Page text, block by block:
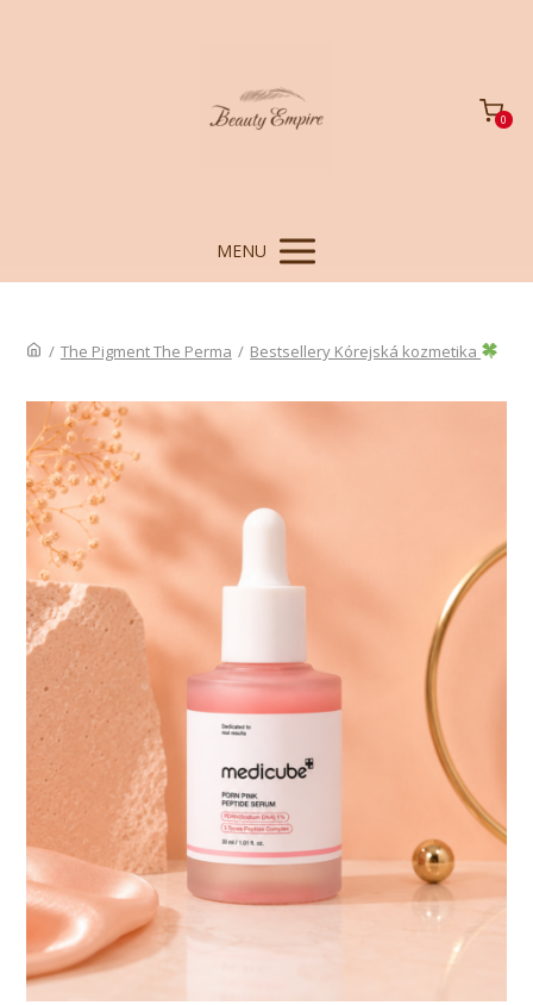
0
MENU
/ The Pigment The Perma / Bestsellery Kórejská kozmetika